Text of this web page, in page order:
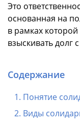
Это
основанная на
в рамках
взыскивать долг
Содержание
Понятие
Виды